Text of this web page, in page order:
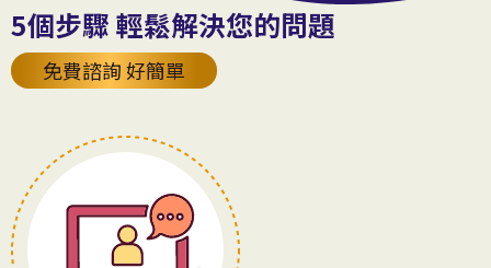
5個步驟 輕鬆解決您的問題
免費諮詢 好簡單